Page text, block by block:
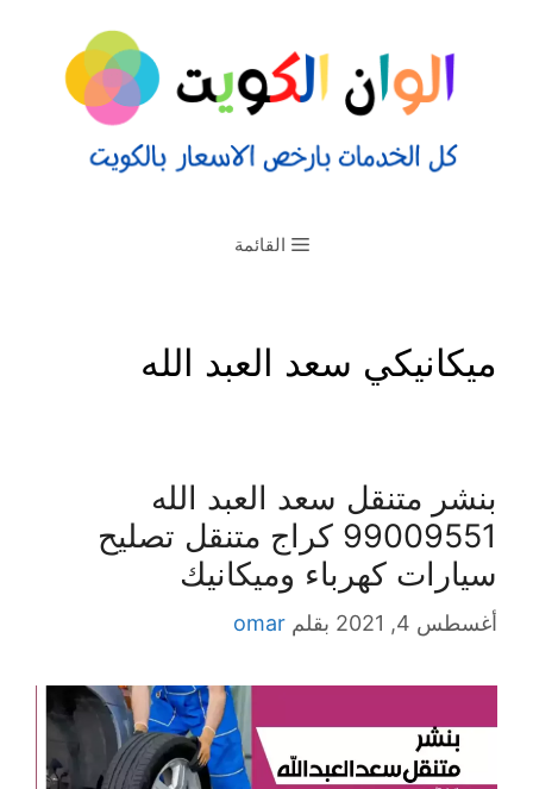
القائمة
ميكانيكي سعد العبد الله
بنشر متنقل سعد العبد الله
99009551‬ كراج متنقل تصليح
سيارات كهرباء وميكانيك
أغسطس 4, 2021 بقلم omar